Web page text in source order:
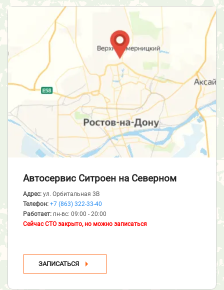
Автосервис Ситроен на Северном
Адрес: ул. Орбитальная 3В
Телефон: +7 (863) 322-33-40
Работает: пн-вс: 09:00 - 20:00
Сейчас СТО закрыто, но можно записаться
ЗАПИСАТЬСЯ